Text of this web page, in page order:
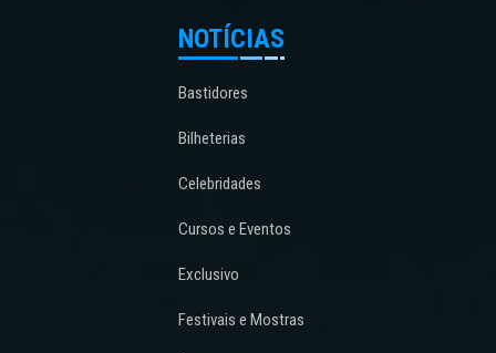
NOTÍCIAS
Bastidores
Bilheterias
Celebridades
Cursos e Eventos
Exclusivo
Festivais e Mostras